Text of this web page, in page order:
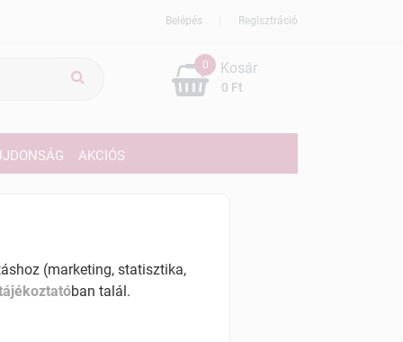
Regisztráció
Belépés
0
0 Ft
Kosár
AKCIÓS
(marketing, statisztika,
ban talál.